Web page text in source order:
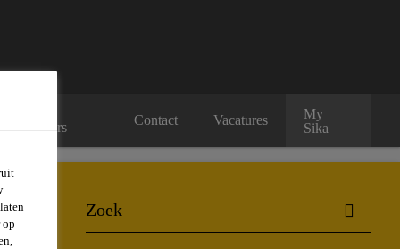
verdelers
Contact Vacatures
My
Sika
op